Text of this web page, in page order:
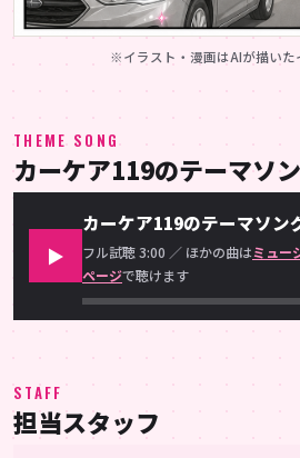
※イラスト・漫画はAIが描いた
THEME SONG
カーケア119のテーマソ
▶
カーケア119のテーマソン
フル試聴 3:00 ／ ほかの曲はミュー
ページで聴けます
STAFF
担当スタッフ